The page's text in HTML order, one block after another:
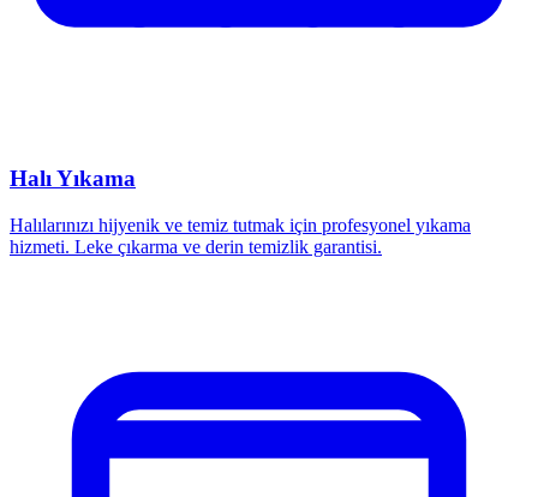
Halı Yıkama
Halılarınızı hijyenik ve temiz tutmak için profesyonel yıkama
hizmeti. Leke çıkarma ve derin temizlik garantisi.